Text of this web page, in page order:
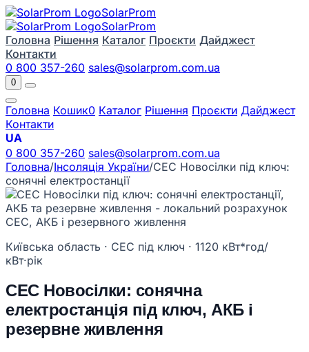
SolarProm
SolarProm
Головна Рішення Каталог Проєкти Дайджест
Контакти
0 800 357-260 sales@solarprom.com.ua
0
Головна Кошик0 Каталог Рішення Проєкти Дайджест
Контакти
UA
0 800 357-260 sales@solarprom.com.ua
Головна/Інсоляція України/СЕС Новосілки під ключ:
сонячні електростанції
Київська область · СЕС під ключ · 1120 кВт*год/
кВт·рік
СЕС Новосілки: сонячна
електростанція під ключ, АКБ і
резервне живлення